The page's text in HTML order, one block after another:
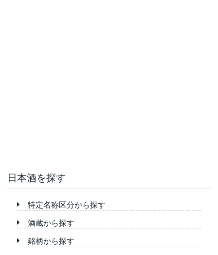
日本酒を探す
特定名称区分から探す
酒蔵から探す
銘柄から探す